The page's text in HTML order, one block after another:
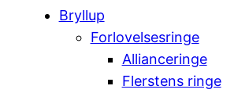
Bryllup
Forlovelsesringe
Allianceringe
Flerstens ringe